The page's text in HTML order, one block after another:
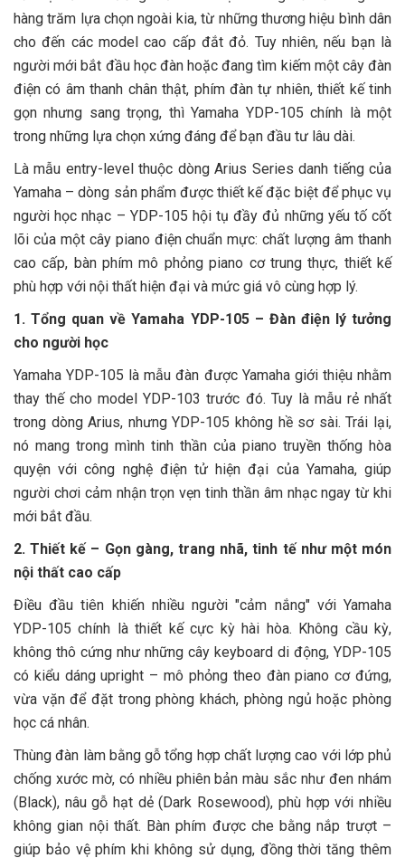
hàng trăm lựa chọn ngoài kia, từ những thương hiệu bình dân
cho đến các model cao cấp đắt đỏ. Tuy nhiên, nếu bạn là
người mới bắt đầu học đàn hoặc đang tìm kiếm một cây đàn
điện có âm thanh chân thật, phím đàn tự nhiên, thiết kế tinh
gọn nhưng sang trọng, thì Yamaha YDP-105 chính là một
trong những lựa chọn xứng đáng để bạn đầu tư lâu dài.
Là mẫu entry-level thuộc dòng Arius Series danh tiếng của
Yamaha – dòng sản phẩm được thiết kế đặc biệt để phục vụ
người học nhạc – YDP-105 hội tụ đầy đủ những yếu tố cốt
lõi của một cây piano điện chuẩn mực: chất lượng âm thanh
cao cấp, bàn phím mô phỏng piano cơ trung thực, thiết kế
phù hợp với nội thất hiện đại và mức giá vô cùng hợp lý.
1. Tổng quan về Yamaha YDP-105 – Đàn điện lý tưởng
cho người học
Yamaha YDP-105 là mẫu đàn được Yamaha giới thiệu nhằm
thay thế cho model YDP-103 trước đó. Tuy là mẫu rẻ nhất
trong dòng Arius, nhưng YDP-105 không hề sơ sài. Trái lại,
nó mang trong mình tinh thần của piano truyền thống hòa
quyện với công nghệ điện tử hiện đại của Yamaha, giúp
người chơi cảm nhận trọn vẹn tinh thần âm nhạc ngay từ khi
mới bắt đầu.
2. Thiết kế – Gọn gàng, trang nhã, tinh tế như một món
nội thất cao cấp
Điều đầu tiên khiến nhiều người "cảm nắng" với Yamaha
YDP-105 chính là thiết kế cực kỳ hài hòa. Không cầu kỳ,
không thô cứng như những cây keyboard di động, YDP-105
có kiểu dáng upright – mô phỏng theo đàn piano cơ đứng,
vừa vặn để đặt trong phòng khách, phòng ngủ hoặc phòng
học cá nhân.
Thùng đàn làm bằng gỗ tổng hợp chất lượng cao với lớp phủ
chống xước mờ, có nhiều phiên bản màu sắc như đen nhám
(Black), nâu gỗ hạt dẻ (Dark Rosewood), phù hợp với nhiều
không gian nội thất. Bàn phím được che bằng nắp trượt –
giúp bảo vệ phím khi không sử dụng, đồng thời tăng thêm